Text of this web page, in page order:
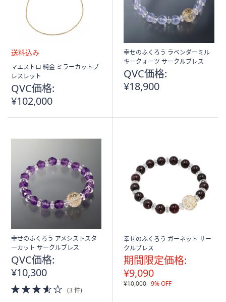
送
料
み
マエストロ 純金 ミラーカットブ
レスレット
QVC価格:
¥102,000
幸せのふくろう ラベンダーミル
キークォーツ サークルブレス
QVC価格:
¥18,900
幸せのふくろう アメシストスタ
ーカット サークルブレス
QVC価格:
¥10,300
3.5
of
(3 件)
幸せのふくろう ガーネット サー
クルブレス
期間限定価格:
¥9,090
¥10,000 9% OFF